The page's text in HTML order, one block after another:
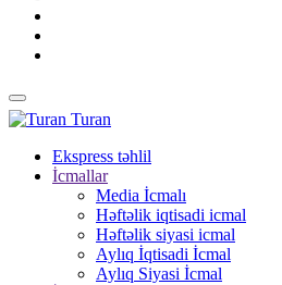
Turan
Ekspress təhlil
İcmallar
Media İcmalı
Həftəlik iqtisadi icmal
Həftəlik siyasi icmal
Aylıq İqtisadi İcmal
Aylıq Siyasi İcmal